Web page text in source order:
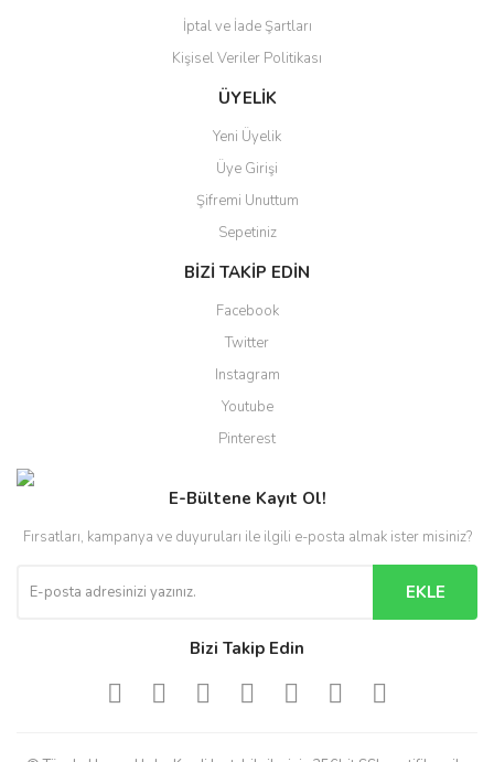
Gönder
İptal ve İade Şartları
Kişisel Veriler Politikası
ÜYELİK
Yeni Üyelik
Üye Girişi
Şifremi Unuttum
Sepetiniz
BİZİ TAKİP EDİN
Facebook
Twitter
Instagram
Youtube
Pinterest
E-Bültene Kayıt Ol!
Fırsatları, kampanya ve duyuruları ile ilgili e-posta almak ister misiniz?
EKLE
Bizi Takip Edin